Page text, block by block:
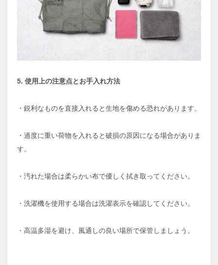
5. 使用上の注意点とお手入れ方法
・鋭利なものを直接入れると生地を傷める恐れがあります。
・過度に重い荷物を入れると破損の原因になる場合がありま
す。
・汚れた場合は柔らかい布で優しく拭き取ってください。
・洗濯機を使用する場合は洗濯表示を確認してください。
・高温多湿を避け、風通しの良い場所で保管しましょう。